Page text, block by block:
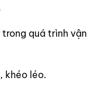
quá trình vận
khéo léo.